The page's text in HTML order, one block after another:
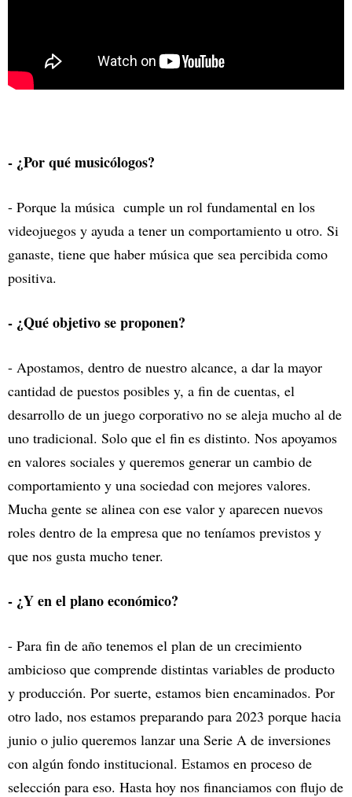
- ¿Por qué musicólogos?
- Porque la música cumple un rol fundamental en los
videojuegos y ayuda a tener un comportamiento u otro. Si
ganaste, tiene que haber música que sea percibida como
positiva.
- ¿Qué objetivo se proponen?
- Apostamos, dentro de nuestro alcance, a dar la mayor
cantidad de puestos posibles y, a fin de cuentas, el
desarrollo de un juego corporativo no se aleja mucho al de
uno tradicional. Solo que el fin es distinto. Nos apoyamos
en valores sociales y queremos generar un cambio de
comportamiento y una sociedad con mejores valores.
Mucha gente se alinea con ese valor y aparecen nuevos
roles dentro de la empresa que no teníamos previstos y
que nos gusta mucho tener.
- ¿Y en el plano económico?
- Para fin de año tenemos el plan de un crecimiento
ambicioso que comprende distintas variables de producto
y producción. Por suerte, estamos bien encaminados. Por
otro lado, nos estamos preparando para 2023 porque hacia
junio o julio queremos lanzar una Serie A de inversiones
con algún fondo institucional. Estamos en proceso de
selección para eso. Hasta hoy nos financiamos con flujo de